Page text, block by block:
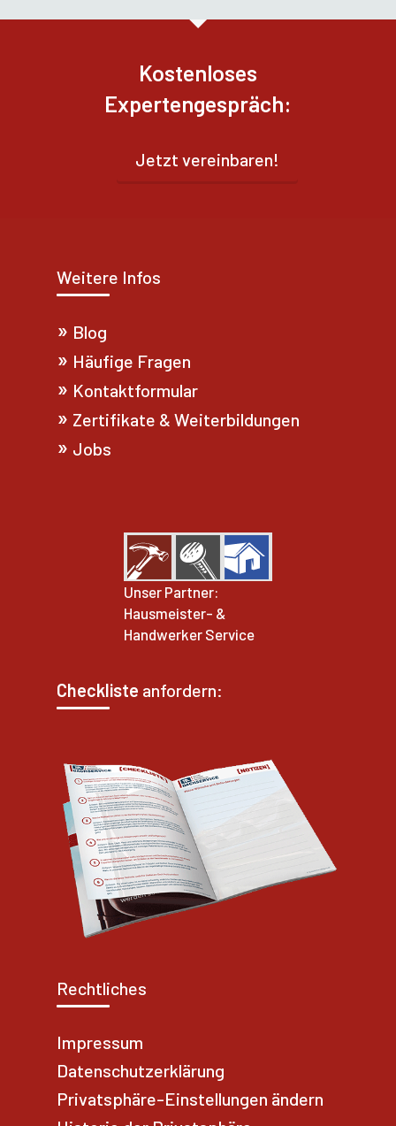
Kostenloses
Expertengespräch:
Jetzt vereinbaren!
Weitere Infos
Blog
Häufige Fragen
Kontaktformular
Zertifikate & Weiterbildungen
Jobs
Unser Partner:
Hausmeister- &
Handwerker Service
Checkliste anfordern:
Rechtliches
Impressum
Datenschutzerklärung
Privatsphäre-Einstellungen ändern